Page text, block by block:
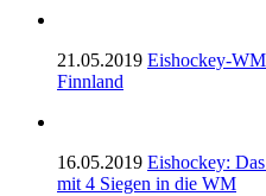
21.05.2019 Eishockey-
Finnland
16.05.2019 Eishockey:
mit 4 Siegen in die WM